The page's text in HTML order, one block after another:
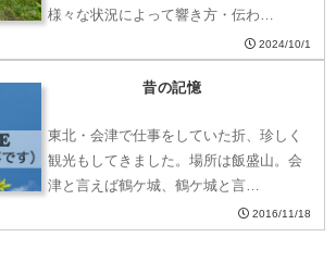
様々な状況によって響き方・伝わ…
2024/10/1
昔の記憶
東北・会津で仕事をしていた折、珍しく
観光もしてきました。場所は飯盛山。会
津と言えば鶴ケ城、鶴ケ城と言…
2016/11/18